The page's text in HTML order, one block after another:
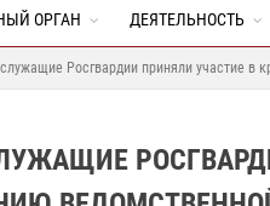
ОРГАН ДЕЯТЕЛЬНОСТЬ
Росгвардии приняли участие в